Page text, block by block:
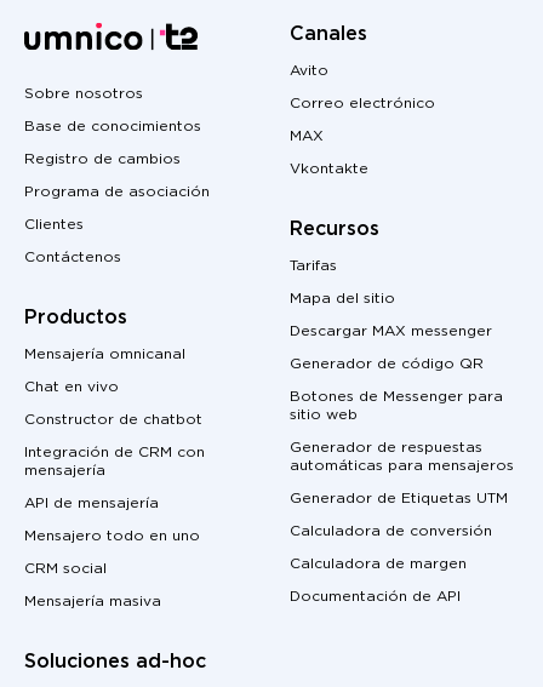
Sobre nosotros
Base de conocimientos
Registro de cambios
Programa de asociación
Clientes
Contáctenos
Productos
Mensajería omnicanal
Chat en vivo
Constructor de chatbot
Integración de CRM con
mensajería
API de mensajería
Mensajero todo en uno
CRM social
Mensajería masiva
Soluciones ad-hoc
Canales
Avito
Correo electrónico
MAX
Vkontakte
Recursos
Tarifas
Mapa del sitio
Descargar MAX messenger
Generador de código QR
Botones de Messenger para
sitio web
Generador de respuestas
automáticas para mensajeros
Generador de Etiquetas UTM
Calculadora de conversión
Calculadora de margen
Documentación de API